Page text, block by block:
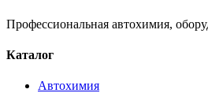
Профессиональная автохимия,
Каталог
Автохимия